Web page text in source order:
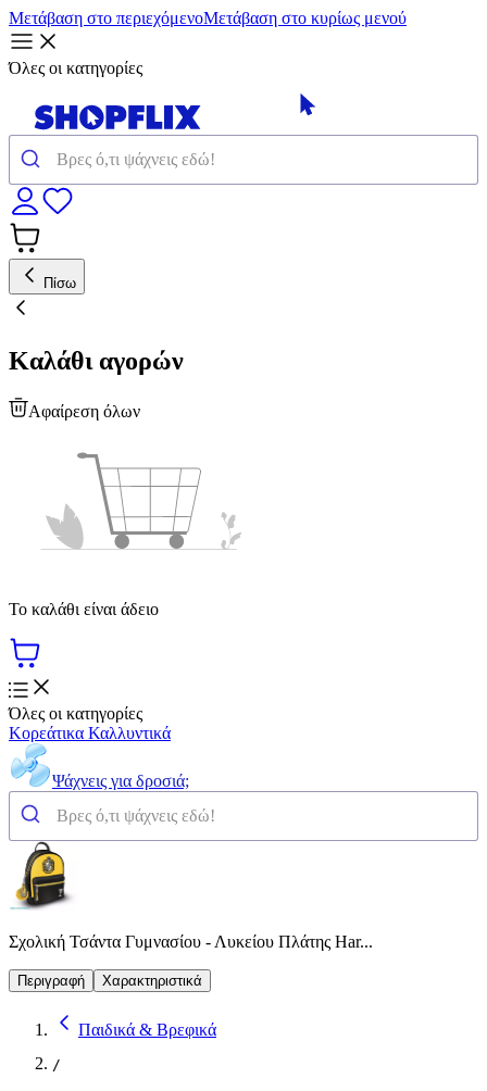
Μετάβαση στο περιεχόμενοΜετάβαση στο κυρίως μενού
Όλες οι κατηγορίες
Πίσω
Καλάθι αγορών
Αφαίρεση όλων
Το καλάθι είναι άδειο
Όλες οι κατηγορίες
Κορεάτικα Καλλυντικά
Ψάχνεις για δροσιά;
Σχολική Τσάντα Γυμνασίου - Λυκείου Πλάτης Har...
Περιγραφή Χαρακτηριστικά
Παιδικά & Βρεφικά
/